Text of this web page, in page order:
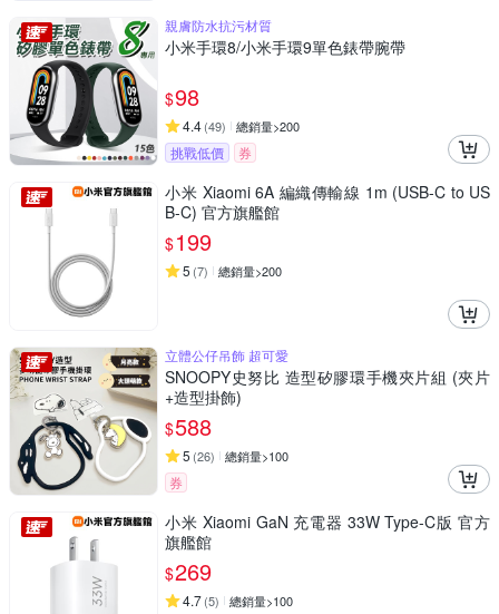
親膚防水抗污材質
小米手環8/小米手環9單色錶帶腕帶
$98
4.4(49) 總銷量>200
挑戰低價 券
小米 Xiaomi 6A 編織傳輸線 1m (USB-C to US
B-C) 官方旗艦館
$199
5 (7) 總銷量>200
立體公仔吊飾 超可愛
SNOOPY史努比 造型矽膠環手機夾片組 (夾片
+造型掛飾)
$588
5 (26) 總銷量>100
券
小米 Xiaomi GaN 充電器 33W Type-C版 官方
旗艦館
$269
4.7(5) 總銷量>100